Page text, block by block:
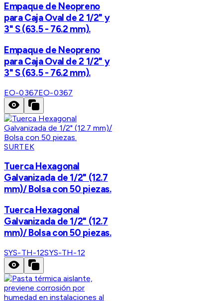
Empaque de Neopreno
para Caja Oval de 2 1/2" y
3" S (63.5 - 76.2 mm).
Empaque de Neopreno
para Caja Oval de 2 1/2" y
3" S (63.5 - 76.2 mm).
EO-0367EO-0367
SURTEK
Tuerca Hexagonal
Galvanizada de 1/2" (12.7
mm)/ Bolsa con 50 piezas.
Tuerca Hexagonal
Galvanizada de 1/2" (12.7
mm)/ Bolsa con 50 piezas.
SYS-TH-12SYS-TH-12